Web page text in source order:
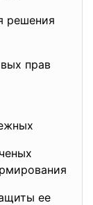
решения
прав
ее